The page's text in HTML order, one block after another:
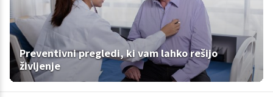
Preventivni pregledi, ki vam lahko rešijo
življenje